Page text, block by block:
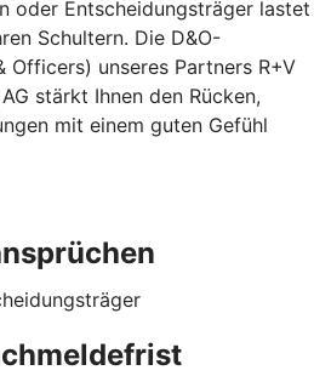
oder Entscheidungsträger lastet
Schultern. Die D&O-
Officers) unseres Partners R+V
stärkt Ihnen den Rücken,
mit einem guten Gefühl